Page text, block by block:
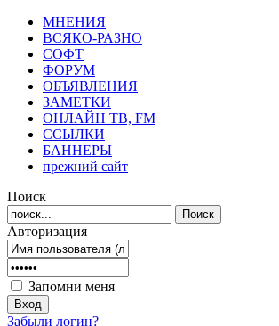
МНЕНИЯ
ВСЯКО-РАЗНО
СОФТ
ФОРУМ
ОБЪЯВЛЕНИЯ
ЗАМЕТКИ
ОНЛАЙН ТВ, FM
ССЫЛКИ
БАННЕРЫ
прежний сайт
Поиск
Авторизация
Запомни меня
Забыли логин?